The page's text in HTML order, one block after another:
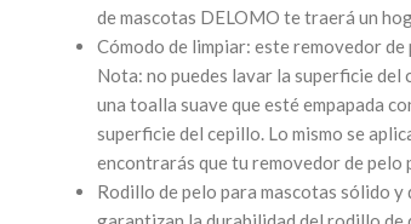
de mascotas DELOMO te traerá un
Cómodo de limpiar: este removedor
Nota: no puedes lavar la superficie del
una toalla suave que esté empapada
superficie del cepillo. Lo mismo se
encontrarás que tu removedor de pelo
Rodillo de pelo para mascotas sólido